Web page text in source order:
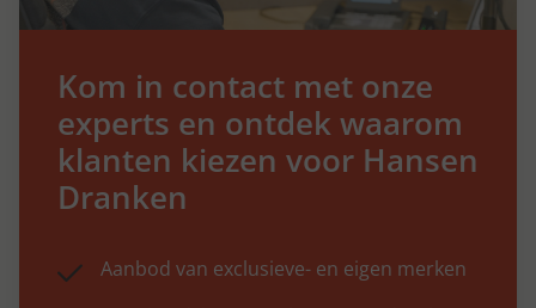
Kom in contact met onze
experts en ontdek waarom
klanten kiezen voor Hansen
Dranken
Aanbod van exclusieve- en eigen merken